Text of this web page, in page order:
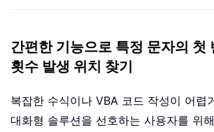
간편한 기능으로 특정 문자의 첫
횟수 발생 위치 찾기
복잡한 수식이나 VBA 코드 작성이 어렵
대화형 솔루션을 선호하는 사용자를 위해